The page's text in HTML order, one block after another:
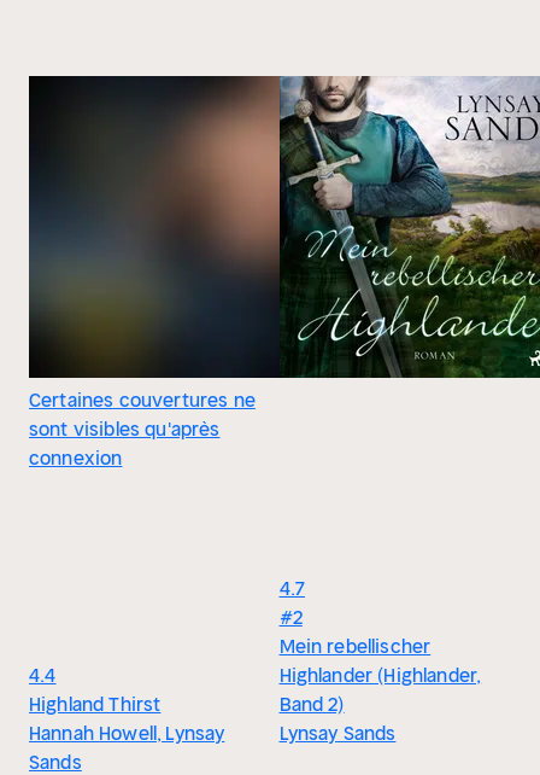
Certaines couvertures ne
sont visibles qu'après
connexion
4.4
Highland Thirst
Hannah Howell, Lynsay
Sands
4.7
#2
Mein rebellischer
Highlander (Highlander,
Band 2)
Lynsay Sands